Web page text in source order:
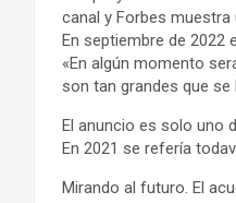
canal y Forbes muestra
En septiembre de
«En algún momento
son tan grandes que
El anuncio es solo uno
En 2021 se refería
Mirando al futuro. El